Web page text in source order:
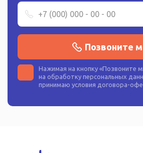
Позвоните
Нажимая на кнопку «Позвоните
на обработку персональных
принимаю условия договора-